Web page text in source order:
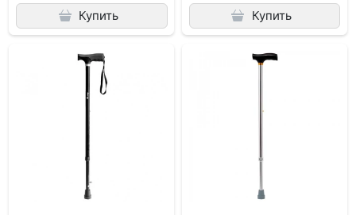
Купить Купить